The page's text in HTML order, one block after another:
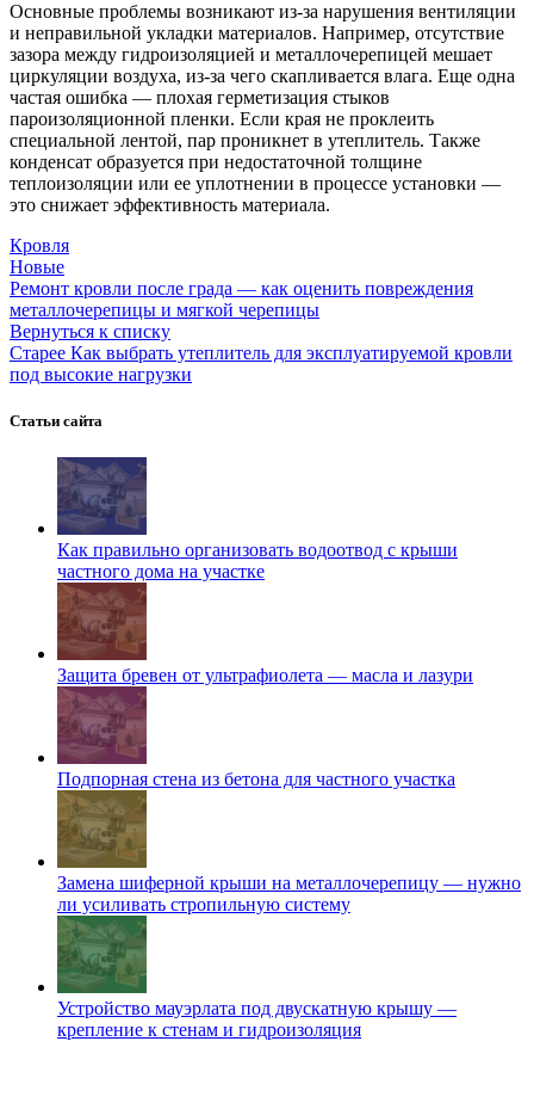
Основные проблемы возникают из-за нарушения вентиляции
и неправильной укладки материалов. Например, отсутствие
зазора между гидроизоляцией и металлочерепицей мешает
циркуляции воздуха, из-за чего скапливается влага. Еще одна
частая ошибка — плохая герметизация стыков
пароизоляционной пленки. Если края не проклеить
специальной лентой, пар проникнет в утеплитель. Также
конденсат образуется при недостаточной толщине
теплоизоляции или ее уплотнении в процессе установки —
это снижает эффективность материала.
Кровля
Новые
Ремонт кровли после града — как оценить повреждения
металлочерепицы и мягкой черепицы
Вернуться к списку
Старее Как выбрать утеплитель для эксплуатируемой кровли
под высокие нагрузки
Статьи сайта
Как правильно организовать водоотвод с крыши
частного дома на участке
Защита бревен от ультрафиолета — масла и лазури
Подпорная стена из бетона для частного участка
Замена шиферной крыши на металлочерепицу — нужно
ли усиливать стропильную систему
Устройство мауэрлата под двускатную крышу —
крепление к стенам и гидроизоляция